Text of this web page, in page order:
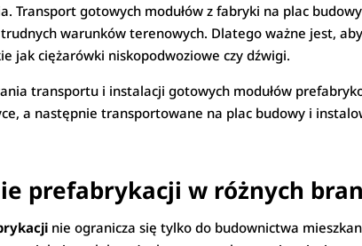
Transport gotowych modułów z fabryki na plac
trudnych warunków terenowych. Dlatego ważne jest,
jak ciężarówki niskopodwoziowe czy dźwigi.
transportu i instalacji gotowych modułów
a następnie transportowane na plac budowy i
prefabrykacji w różnych
nie ogranicza się tylko do budownictwa